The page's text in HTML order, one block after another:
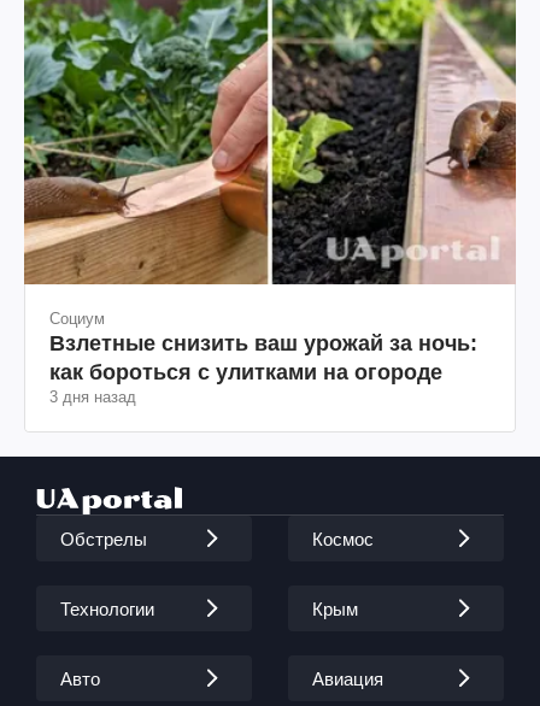
Социум
Взлетные снизить ваш урожай за ночь:
как бороться с улитками на огороде
3 дня назад
Обстрелы Космос
Технологии Крым
Авто Авиация